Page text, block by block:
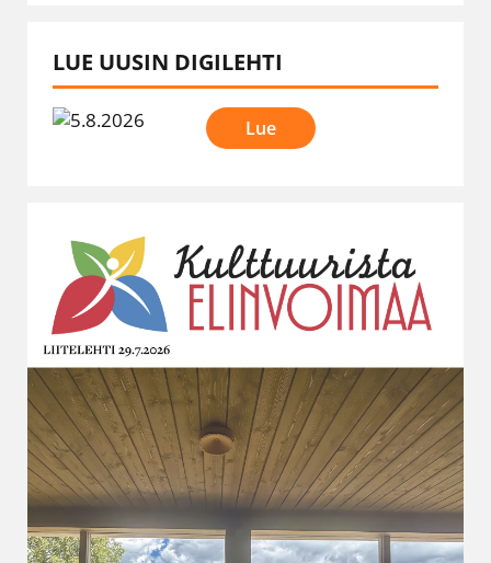
LUE UUSIN DIGILEHTI
Lue